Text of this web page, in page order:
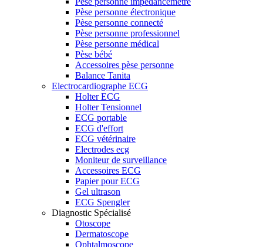
Pèse personne électronique
Pèse personne connecté
Pèse personne professionnel
Pèse personne médical
Pèse bébé
Accessoires pèse personne
Balance Tanita
Electrocardiographe ECG
Holter ECG
Holter Tensionnel
ECG portable
ECG d'effort
ECG vétérinaire
Electrodes ecg
Moniteur de surveillance
Accessoires ECG
Papier pour ECG
Gel ultrason
ECG Spengler
Diagnostic Spécialisé
Otoscope
Dermatoscope
Ophtalmoscope